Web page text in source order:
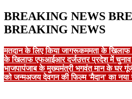
BREAKING NEWS
BREAKING NEWS
मतदान के लिए किया जागरूकममता के खिलाफ
के खिलाफ एफआईआर दर्जउत्तर प्रदेश में
भाजपापंजाब के मुख्यमंत्री भगवंत मान के घर
को जन्मअजय देवगन की फिल्म 'मैदान' का नया